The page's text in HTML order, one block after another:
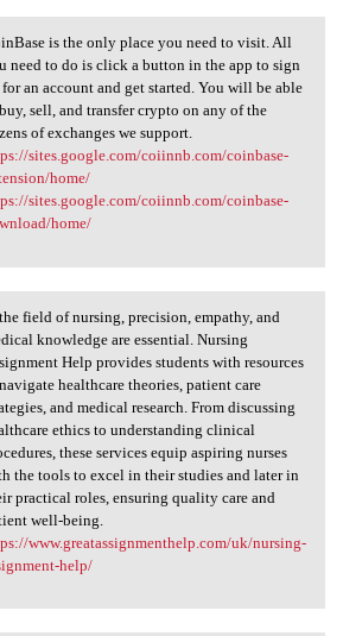
is the only place
is the only place you need to visit. All
need to do is click a button in the app to sign
an account and get started. You will be able
sell, and transfer crypto on any of the
of exchanges we support.
sites.google.com/coiinnb.com/coinbase-
home/
sites.google.com/coiinnb.com/coinbase-
home/
field of nursing,
field of nursing, precision, empathy, and
knowledge are essential. Nursing
Help provides students with resources
healthcare theories, patient care
and medical research. From discussing
ethics to understanding clinical
these services equip aspiring nurses
the tools to excel in their studies and later in
practical roles, ensuring quality care and
well-being.
www.greatassignmenthelp.com/uk/nursing-
help/